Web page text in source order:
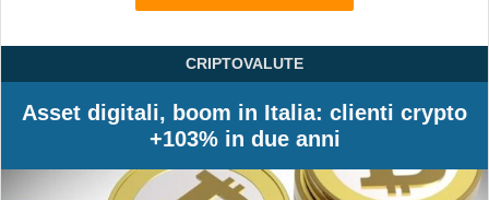
CRIPTOVALUTE
Asset digitali, boom in Italia: clienti crypto
+103% in due anni